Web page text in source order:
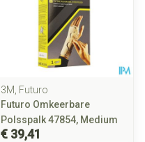
3M, Futuro
Futuro Omkeerbare
Polsspalk 47854, Medium
€ 39,41